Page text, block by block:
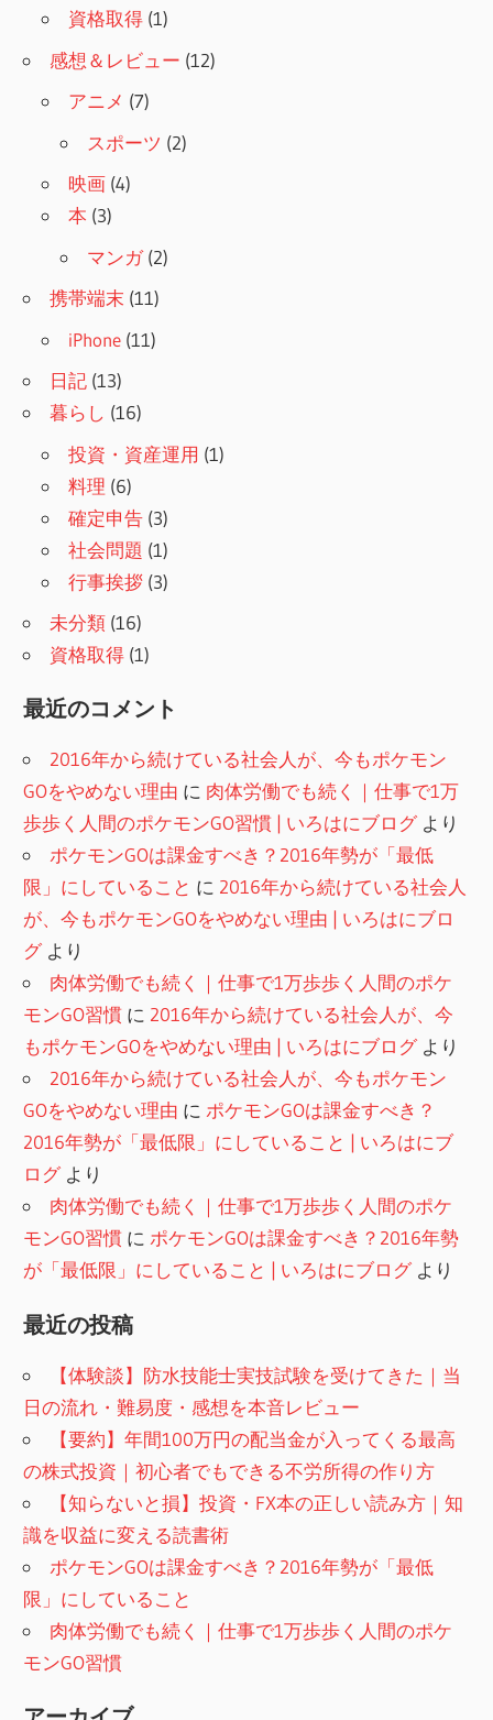
資格取得 (1)
感想＆レビュー (12)
アニメ (7)
スポーツ (2)
映画 (4)
本 (3)
マンガ(2)
携帯端末 (11)
iPhone (11)
日記 (13)
暮らし (16)
投資・資産運用 (1)
料理 (6)
確定申告 (3)
社会問題 (1)
行事挨拶 (3)
未分類 (16)
資格取得 (1)
最近のコメント
2016年から続けている社会人が、今もポケモン
GOをやめない理由 に 肉体労働でも続く｜仕事で1万
歩歩く人間のポケモンGO習慣 | いろはにブログより
ポケモンGOは課金すべき？2016年勢が「最低
限」にしていること に 2016年から続けている社会人
が、今もポケモンGOをやめない理由 | いろはにブロ
グより
肉体労働でも続く｜仕事で1万歩歩く人間のポケ
モンGO習慣 に 2016年から続けている社会人が、今
もポケモンGOをやめない理由 | いろはにブログより
2016年から続けている社会人が、今もポケモン
GOをやめない理由 にポケモンGOは課金すべき？
2016年勢が「最低限」にしていること | いろはにブ
ログより
肉体労働でも続く｜仕事で1万歩歩く人間のポケ
モンGO習慣 にポケモンGOは課金すべき？2016年勢
が「最低限」にしていること | いろはにブログより
最近の投稿
【体験談】防水技能士実技試験を受けてきた｜当
日の流れ・難易度・感想を本音レビュー
【要約】年間100万円の配当金が入ってくる最高
の株式投資｜初心者でもできる不労所得の作り方
【知らないと損】投資・FX本の正しい読み方｜知
識を収益に変える読書術
ポケモンGOは課金すべき？2016年勢が「最低
限」にしていること
肉体労働でも続く｜仕事で1万歩歩く人間のポケ
モンGO習慣